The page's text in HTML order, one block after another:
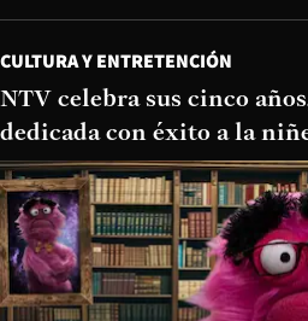
CULTURA Y ENTRETENCIÓN
NTV celebra sus cinco
dedicada con éxito a la